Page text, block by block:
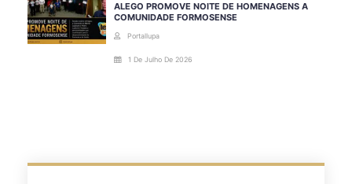
ALEGO PROMOVE NOITE DE HOMENAGENS A
COMUNIDADE FORMOSENSE
Portallupa
1 De Julho De 2026